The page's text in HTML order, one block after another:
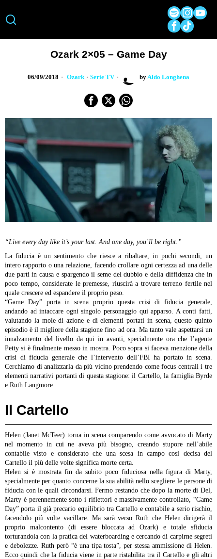
Ozark 2×05 – Game Day
06/09/2018 Ozark · Serie TV by Aldo Longhena
“Live every day like it’s your last. And one day, you’ll be right.”
La fiducia è un sentimento che riesce a ribaltare, in pochi secondi, un
intero rapporto o una relazione, facendo crollare ogni certezza ad una delle
due parti in causa e spargendo il seme del dubbio e della diffidenza che in
poco tempo, considerate le premesse, riuscirà a trovare terreno fertile nel
quale crescere ed espandere il proprio peso.
“Game Day” porta in scena proprio questa crisi di fiducia generale,
andando ad intaccare ogni singolo personaggio qui apparso. A conti fatti,
valutando la mole di azione e di elementi portati in scena, questo quinto
episodio è il migliore della stagione fino ad ora. Ma tanto vale aspettarsi un
innalzamento del livello da qui in avanti, specialmente ora che l’agente
Petty si è finalmente messo in mostra. Poco sopra si faceva menzione della
crisi di fiducia generale che l’intervento dell’FBI ha portato in scena.
Cerchiamo di analizzarla da più vicino prendendo come focus centrali i tre
elementi narrativi portanti di questa stagione: il Cartello, la famiglia Byrde
e Ruth Langmore.
Il Cartello
Helen (Janet McTeer) torna in scena comparendo come avvocato di Marty
nel momento in cui ne aveva più bisogno, creando stupore nell’abile
contabile visto e considerato che una scesa in campo così decisa del
Cartello il più delle volte significa morte certa.
Helen si è mostrata fin da subito poco fiduciosa nella figura di Marty,
specialmente per quanto concerne la sua abilità nello scegliere le persone di
fiducia con le quali circondarsi. Fermo restando che dopo la morte di Del,
Marty è perennemente sotto i riflettori e massivamente controllato, “Game
Day” porta il già precario equilibrio tra Cartello e contabile a serio rischio,
facendolo più volte vacillare.
Ma sarà verso Ruth che Helen dirigerà il
proprio malcontento (di essere bloccata ad Ozark) e totale sfiducia
torturandola con la pratica del waterboarding e cercando di carpirne segreti
e debolezze. Ruth però “è una tipa tosta”, per stessa ammissione di Helen.
Ecco quindi che la fiducia viene in parte ristabilita tra il Cartello e gli altri